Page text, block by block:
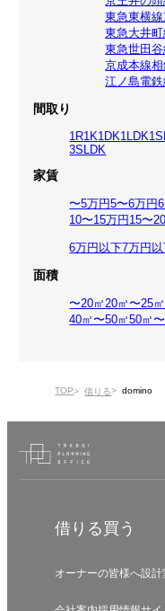
東急東横線
東急大井
東急世田
京成本線
江ノ島電
間取り
1R1K1DK1LDK
3SLDK
家賃
〜5万円5〜6万円
10〜15万円 15〜
6万円以下7万円
面積
〜20㎡ 20㎡〜25㎡
40㎡〜50㎡50㎡
TOP 借りる domino
借りる 買う
オーナーの皆様へ設計